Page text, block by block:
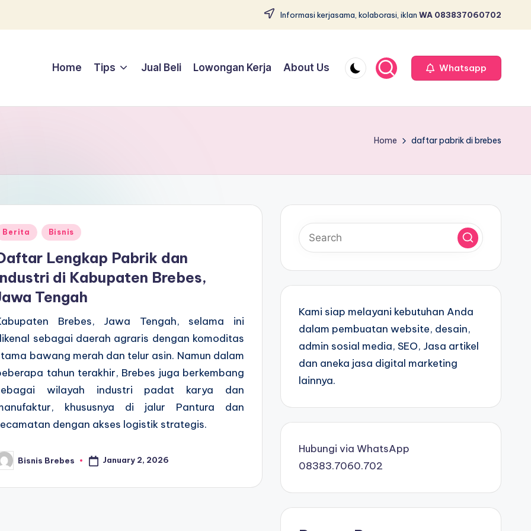
Informasi kerjasama, kolaborasi, iklan WA 083837060702
Home Tips Jual Beli Lowongan Kerja About Us Whatsapp
Home daftar pabrik di brebes
Berita Bisnis
Lengkap Pabrik dan
di Kabupaten Brebes,
Tengah
Brebes, Jawa Tengah, selama ini
sebagai daerah agraris dengan komoditas
bawang merah dan telur asin. Namun dalam
tahun terakhir, Brebes juga berkembang
wilayah industri padat karya dan
khususnya di jalur Pantura dan
dengan akses logistik strategis.
Bisnis Brebes January 2, 2026
Kami siap melayani kebutuhan Anda
dalam pembuatan website, desain,
admin sosial media, SEO, Jasa artikel
dan aneka jasa digital marketing
lainnya.
Hubungi via WhatsApp
08383.7060.702